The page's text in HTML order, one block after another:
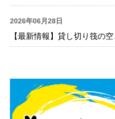
2026年06月28日
【最新情報】貸し切り筏の空